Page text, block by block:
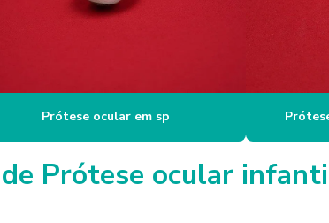
Prótese para olho
Prótese ocular em sp
Prótese ocular